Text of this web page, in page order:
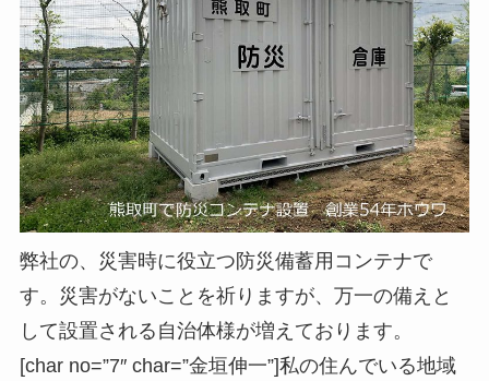
弊社の、災害時に役立つ防災備蓄用コンテナで
す。災害がないことを祈りますが、万一の備えと
して設置される自治体様が増えております。
[char no=”7″ char=”金垣伸一”]私の住んでいる地域